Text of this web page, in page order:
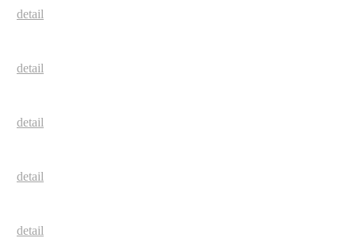
detail
detail
detail
detail
detail